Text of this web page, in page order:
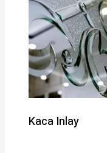
Kaca Inlay